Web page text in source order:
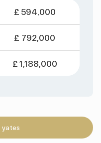
£ 594,000
£ 792,000
£ 1,188,000
yates